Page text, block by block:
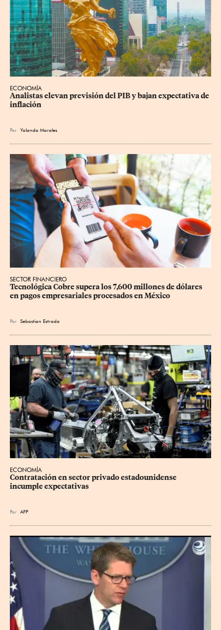
ECONOMÍA
Analistas elevan previsión del PIB y bajan expectativa de
inflación
Por Yolanda Morales
SECTOR FINANCIERO
Tecnológica Cobre supera los 7,600 millones de dólares
en pagos empresariales procesados en México
Por Sebastian Estrada
ECONOMÍA
Contratación en sector privado estadounidense
incumple expectativas
Por AFP